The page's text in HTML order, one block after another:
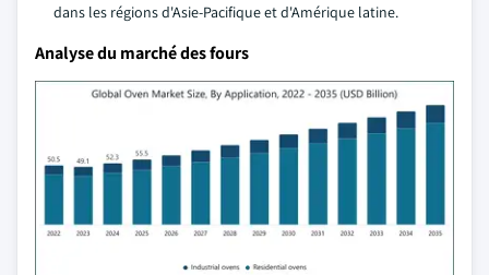
dans les régions d'Asie-Pacifique et d'Amérique latine.
Analyse du marché des fours